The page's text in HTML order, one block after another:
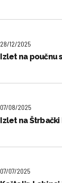
28/12/2025
Izlet na poučnu
07/08/2025
Izlet na Štrbački
07/07/2025